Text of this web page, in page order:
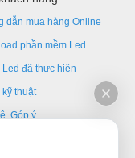
dẫn mua hàng Online
phần mềm Led
Led đã thực hiện
kỹ thuật
Góp ý